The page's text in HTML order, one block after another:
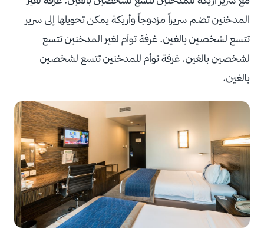
المدخنين تضم سريراً مزدوجاً وأريكة يمكن تحويلها إلى سرير
تتسع لشخصين بالغين. غرفة توأم لغير المدخنين تتسع
لشخصين بالغين. غرفة توأم للمدخنين تتسع لشخصين
بالغين.